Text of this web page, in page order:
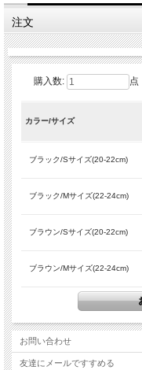
注文
購入数: 点
カラー/サイズ
ブラック/Sサイズ(20-22cm)
ブラック/Mサイズ(22-24cm)
ブラウン/Sサイズ(20-22cm)
ブラウン/Mサイズ(22-24cm)
お問い合わせ
友達にメールですすめる